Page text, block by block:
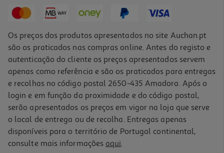
-10%
Livro O Estranhão - A Vida Não Mora Aqui
Os preços dos produtos apresentados no site Auchan.pt
são os praticados nas compras online. Antes do registo e
autenticação do cliente os preços apresentados servem
apenas como referência e são os praticados para entregas
e recolhas no código postal 2650-435 Amadora. Após o
login e em função da proximidade e do código postal,
serão apresentados os preços em vigor na loja que serve
o local de entrega ou de recolha. Entregas apenas
disponíveis para o território de Portugal continental,
consulte mais informações aqui.